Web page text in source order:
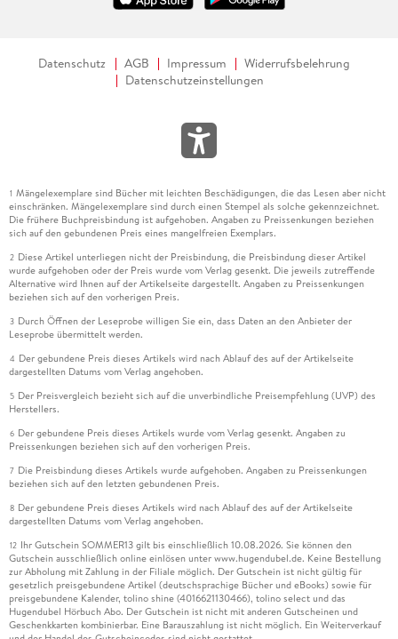
Datenschutz AGB Impressum
Widerrufsbelehrung
Datenschutzeinstellungen
1 Mängelexemplare sind Bücher mit leichten Beschädigungen, die das Lesen aber nicht
einschränken. Mängelexemplare sind durch einen Stempel als solche gekennzeichnet.
Die frühere Buchpreisbindung ist aufgehoben. Angaben zu Preissenkungen beziehen
sich auf den gebundenen Preis eines mangelfreien Exemplars.
2 Diese Artikel unterliegen nicht der Preisbindung, die Preisbindung dieser Artikel
wurde aufgehoben oder der Preis wurde vom Verlag gesenkt. Die jeweils zutreffende
Alternative wird Ihnen auf der Artikelseite dargestellt. Angaben zu Preissenkungen
beziehen sich auf den vorherigen Preis.
3 Durch Öffnen der Leseprobe willigen Sie ein, dass Daten an den Anbieter der
Leseprobe übermittelt werden.
4 Der gebundene Preis dieses Artikels wird nach Ablauf des auf der Artikelseite
dargestellten Datums vom Verlag angehoben.
5 Der Preisvergleich bezieht sich auf die unverbindliche Preisempfehlung (UVP) des
Herstellers.
6 Der gebundene Preis dieses Artikels wurde vom Verlag gesenkt. Angaben zu
Preissenkungen beziehen sich auf den vorherigen Preis.
7 Die Preisbindung dieses Artikels wurde aufgehoben. Angaben zu Preissenkungen
beziehen sich auf den letzten gebundenen Preis.
8 Der gebundene Preis dieses Artikels wird nach Ablauf des auf der Artikelseite
dargestellten Datums vom Verlag angehoben.
12 Ihr Gutschein SOMMER13 gilt bis einschließlich 10.08.2026. Sie können den
Gutschein ausschließlich online einlösen unter www.hugendubel.de. Keine Bestellung
zur Abholung mit Zahlung in der Filiale möglich. Der Gutschein ist nicht gültig für
gesetzlich preisgebundene Artikel (deutschsprachige Bücher und eBooks) sowie für
preisgebundene Kalender, tolino shine (4016621130466), tolino select und das
Hugendubel Hörbuch Abo. Der Gutschein ist nicht mit anderen Gutscheinen und
Geschenkkarten kombinierbar. Eine Barauszahlung ist nicht möglich. Ein Weiterverkauf